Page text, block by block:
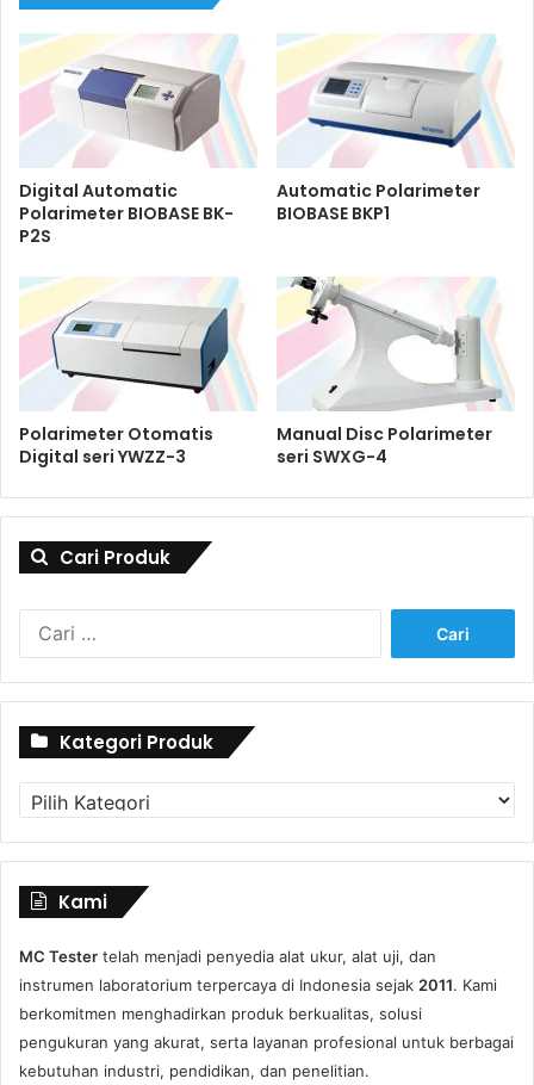
Digital Automatic
Polarimeter BIOBASE BK-
P2S
Automatic Polarimeter
BIOBASE BKP1
Polarimeter Otomatis
Digital seri YWZZ-3
Manual Disc Polarimeter
seri SWXG-4
Cari Produk
Kategori Produk
Kategori
Produk
Kami
MC Tester telah menjadi penyedia alat ukur, alat uji, dan
instrumen laboratorium terpercaya di Indonesia sejak 2011. Kami
berkomitmen menghadirkan produk berkualitas, solusi
pengukuran yang akurat, serta layanan profesional untuk berbagai
kebutuhan industri, pendidikan, dan penelitian.